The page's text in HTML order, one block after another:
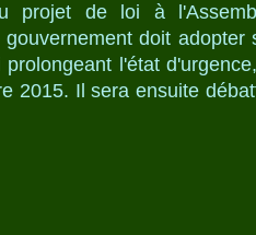
projet de loi à
doit adopter
l'état
2015. Il sera ensuite